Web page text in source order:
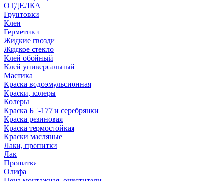
ОТДЕЛКА
Грунтовки
Клеи
Герметики
Жидкие гвозди
Жидкое стекло
Клей обойный
Клей универсальный
Мастика
Краска водоэмульсионная
Краски, колеры
Колеры
Краска БТ-177 и серебрянки
Краска резиновая
Краска термостойкая
Краски масляные
Лаки, пропитки
Лак
Пропитка
Олифа